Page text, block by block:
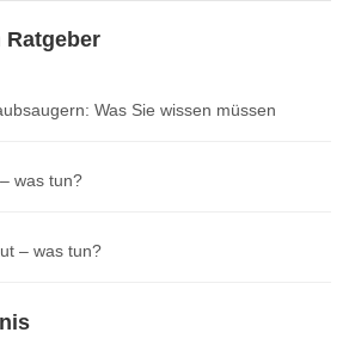
Ratgeber
Was Sie wissen müssen
was tun?
– was tun?